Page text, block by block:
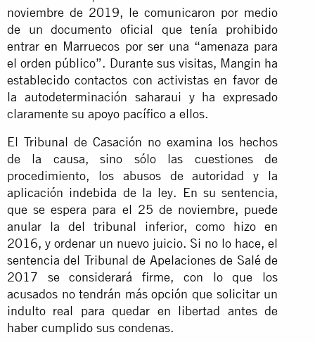
noviembre de 2019, le comunicaron por medio
de un documento oficial que tenía prohibido
entrar en Marruecos por ser una “amenaza para
el orden público”. Durante sus visitas, Mangin ha
establecido contactos con activistas en favor de
la autodeterminación saharaui y ha expresado
claramente su apoyo pacífico a ellos.
El Tribunal de Casación no examina los hechos
de la causa, sino sólo las cuestiones de
procedimiento, los abusos de autoridad y la
aplicación indebida de la ley. En su sentencia,
que se espera para el 25 de noviembre, puede
anular la del tribunal inferior, como hizo en
2016, y ordenar un nuevo juicio. Si no lo hace, el
sentencia del Tribunal de Apelaciones de Salé de
2017 se considerará firme, con lo que los
acusados no tendrán más opción que solicitar un
indulto real para quedar en libertad antes de
haber cumplido sus condenas.